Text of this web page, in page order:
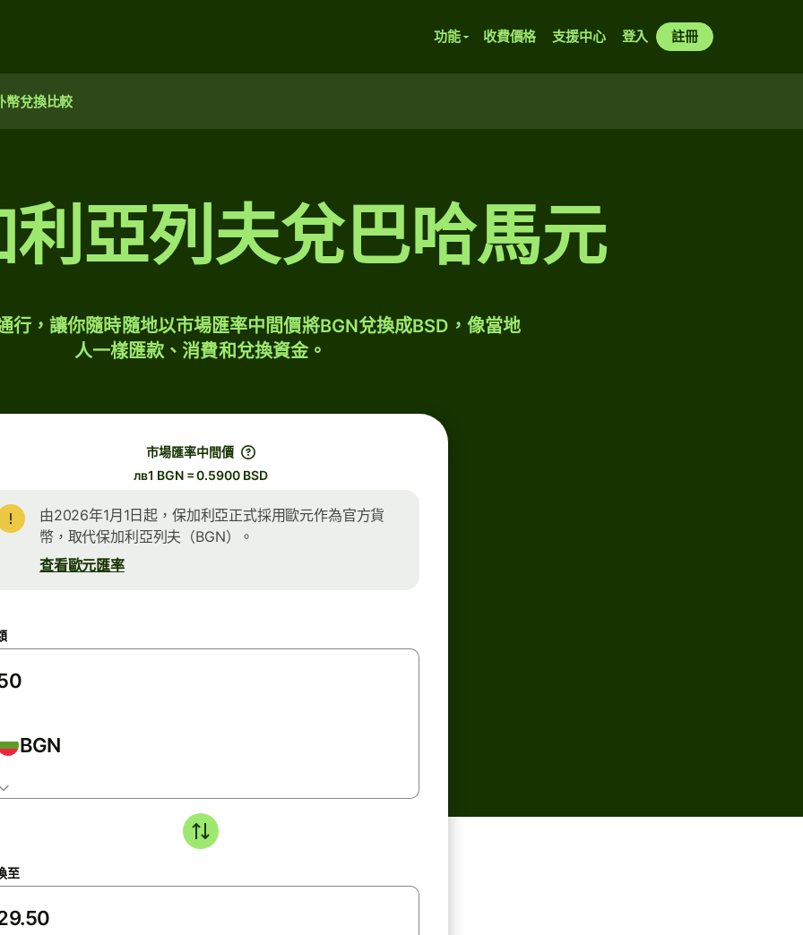
功能 收費價格 支援中心 登入 註冊
幣兌換比較
亞列夫兌巴哈馬元
行，讓你隨時隨地以市場匯率中間價將BGN兌換成BSD，像當地
人一樣匯款、消費和兌換資金。
市場匯率中間價
лв1 BGN = 0.5900 BSD
由2026年1月1日起，保加利亞正式採用歐元作為官方貨
幣，取代保加利亞列夫（BGN）。
查看歐元匯率
BGN
至